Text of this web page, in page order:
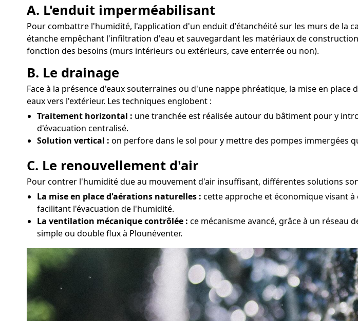
A. L'enduit imperméabilisant
Pour combattre l'humidité, l'application d'un enduit d'étanchéité sur les murs de la
étanche empêchant l'infiltration d'eau et sauvegardant les matériaux de
fonction des besoins (murs intérieurs ou extérieurs, cave enterrée ou non).
B. Le drainage
Face à la présence d'eaux souterraines ou d'une nappe phréatique, la mise en
eaux vers l'extérieur. Les techniques englobent :
Traitement horizontal : une tranchée est réalisée autour du bâtiment pour y
d'évacuation centralisé.
Solution vertical : on perfore dans le sol pour y mettre des pompes immergées
C. Le renouvellement d'air
Pour contrer l'humidité due au mouvement d'air insuffisant, différentes solutions
La mise en place d'aérations naturelles : cette approche et économique visant
facilitant l'évacuation de l'humidité.
La ventilation mécanique contrôlée : ce mécanisme avancé, grâce à un réseau
simple ou double flux à Plounéventer.